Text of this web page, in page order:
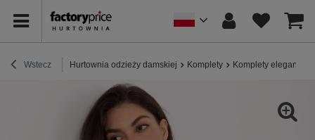
Wstecz Hurtownia odzieży damskiej Komplety Komplety eleganckie